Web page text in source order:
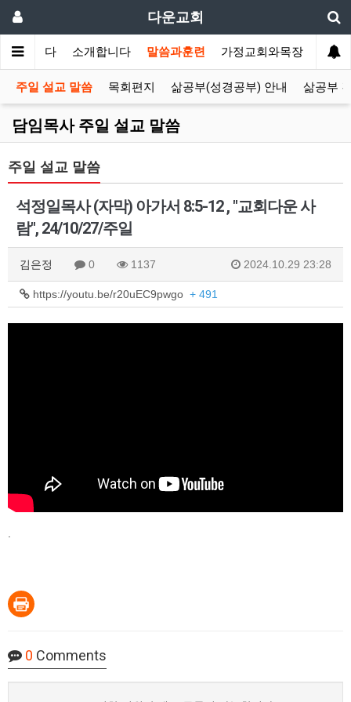
다운교회
영합니다 소개합니다 말씀과훈련 가정교회와목장 선교
주일 설교 말씀 목회편지 삶공부(성경공부) 안내 삶공부
담임목사 주일 설교 말씀
주일 설교 말씀
석정일목사 (자막) 아가서 8:5-12 , "교회다운 사
람", 24/10/27/주일
김은정 0 1137 2024.10.29 23:28
https://youtu.be/r20uEC9pwgo + 491
0 Comments